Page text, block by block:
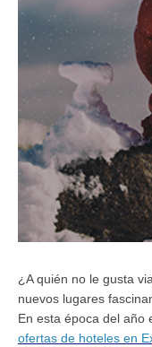
¿A quién no le gusta
nuevos lugares
En esta época del año
ofertas de hoteles en